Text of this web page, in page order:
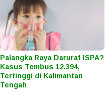
Palangka Raya Darurat ISPA?
Kasus Tembus 12.394,
Tertinggi di Kalimantan
Tengah